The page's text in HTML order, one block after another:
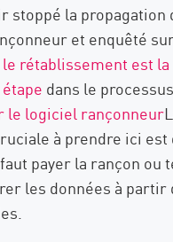
stoppé la propagation
et enquêté
le rétablissement est la
dans le
le logiciel rançonneur
à prendre ici est
payer la rançon ou
les données à partir